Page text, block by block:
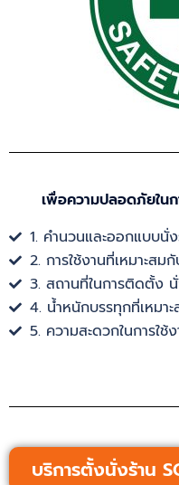
เพื่อความปลอดภัยใน
1. คำนวนและออกแบบนั่
2. การใช้งานที่เหมาะสม
3. สถานที่ในการติดตั้ง
4. น้ำหนักบรรทุกที่เหมาะ
5. ความสะดวกในการใช้
บริการตั้งนั่งร้าน